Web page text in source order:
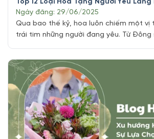
Top 12 Loại Hoa Tặng Người Yêu
Ngày đăng: 29/06/2025
Qua bao thế kỷ, hoa luôn chiếm một vị
trái tim những người đang yêu. Từ Đông
những thông điệp thầm kín mà mỗi
đã trở thành ngôn ngữ của tình yêu. [...]